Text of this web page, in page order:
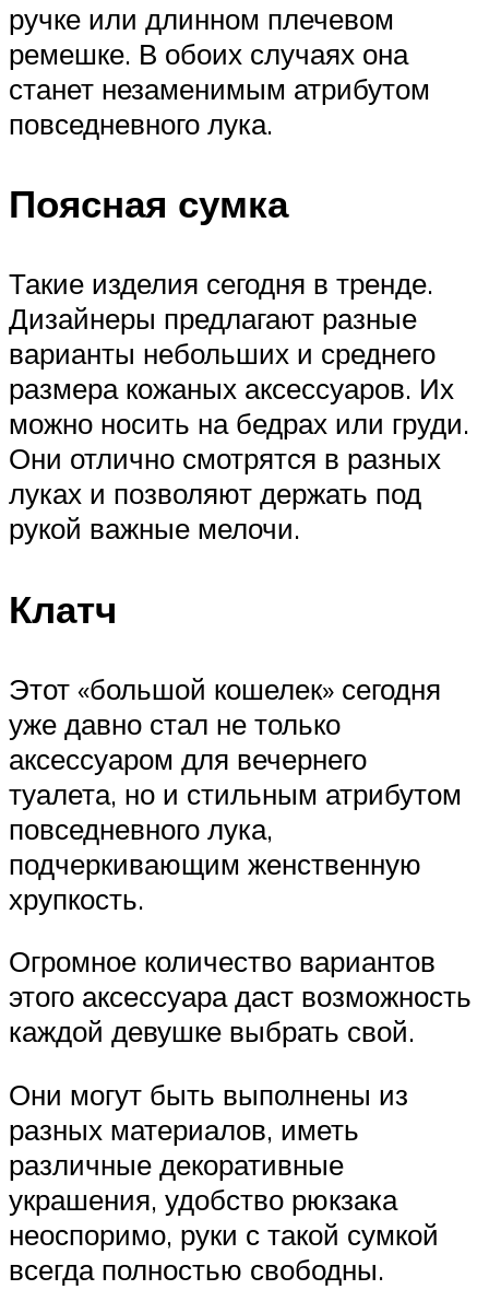
ручке или длинном плечевом
ремешке. В обоих случаях она
станет незаменимым атрибутом
повседневного лука.
Поясная сумка
Такие изделия сегодня в тренде.
Дизайнеры предлагают разные
варианты небольших и среднего
размера кожаных аксессуаров. Их
можно носить на бедрах или груди.
Они отлично смотрятся в разных
луках и позволяют держать под
рукой важные мелочи.
Клатч
Этот «большой кошелек» сегодня
уже давно стал не только
аксессуаром для вечернего
туалета, но и стильным атрибутом
повседневного лука,
подчеркивающим женственную
хрупкость.
Огромное количество вариантов
этого аксессуара даст возможность
каждой девушке выбрать свой.
Они могут быть выполнены из
разных материалов, иметь
различные декоративные
украшения, удобство рюкзака
неоспоримо, руки с такой сумкой
всегда полностью свободны.